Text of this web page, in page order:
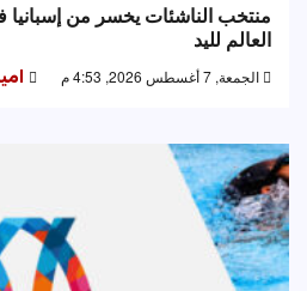
منتخب الناشئات يخسر من
العالم لليد
الجمعة, 7 أغسطس 2026, 4:53 م